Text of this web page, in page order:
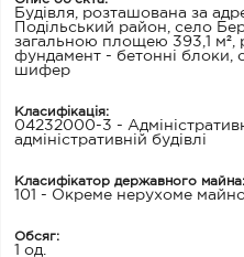
Будівля, розташована за
Подільський район, село
загальною площею 393,1 м²,
фундамент - бетонні блоки,
шифер
Класифікація:
04232000-3 -
адміністративній будівлі
Класифікатор державного майна:
101 - Окреме нерухоме
Обсяг:
1 од.